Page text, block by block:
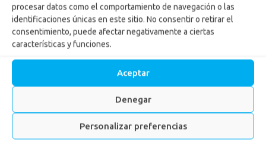
procesar datos como el comportamiento de navegación o las
identificaciones únicas en este sitio. No consentir o retirar el
consentimiento, puede afectar negativamente a ciertas
características y funciones.
Aceptar
Denegar
Personalizar preferencias
Iberoamericano de
Envejecimiento Saludable
2026
Iberoamericano de Envejecimiento
Saludable 2026